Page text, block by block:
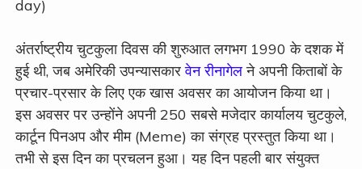
day)
अंतर्राष्ट्रीय चुटकुला दिवस की शुरुआत लगभग 1990 के दशक में
हुई थी, जब अमेरिकी उपन्यासकारवेन रीनागेल ने अपनी किताबों के
प्रचार-प्रसार के लिए एक खास अवसर का आयोजन किया था।
इस अवसर पर उन्होंने अपनी 250 सबसे मजेदार कार्यालय चुटकुले,
कार्टून पिनअप और मीम (Meme) का संग्रह प्रस्तुत किया था।
तभी से इस दिन का प्रचलन हुआ। यह दिन पहली बार संयुक्त